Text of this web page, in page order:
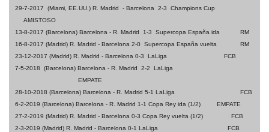
29-7-2017 (Miami, EE.UU.) R. Madrid - Barcelona 2-3 Champions Cup
AMISTOSO
13-8-2017 (Barcelona) Barcelona - R. Madrid 1-3 Supercopa España ida
RM
16-8-2017 (Madrid) R. Madrid - Barcelona 2-0 Supercopa España vuelta
RM
23-12-2017 (Madrid) R. Madrid - Barcelona 0-3 LaLiga
FCB
7-5-2018 (Barcelona) Barcelona - R. Madrid 2-2 LaLiga
EMPATE
28-10-2018 (Barcelona) Barcelona - R. Madrid 5-1 LaLiga
FCB
6-2-2019 (Barcelona) Barcelona - R. Madrid 1-1 Copa Rey ida (1/2)
EMPATE
27-2-2019 (Madrid) R. Madrid - Barcelona 0-3 Copa Rey vuelta (1/2)
FCB
2-3-2019 (Madrid) R. Madrid - Barcelona 0-1 LaLiga
FCB